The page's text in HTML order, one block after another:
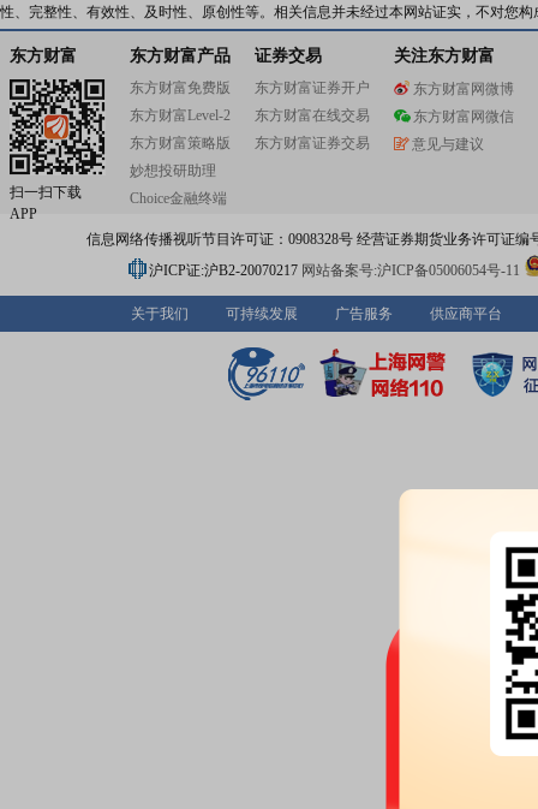
2026-06-30
公告： 2026年06月30日发布
等4条公告
2026-06-22
大宗交易：2026年06月22日共
2026-06-03
公告： 2026年06月03日发布《
《
股东大会：
于2026-05-20召开
2026年05月15日披
性、完整性、有效性、及时性、原创性等。相关信息并未经过本网站证实，不对您
东方财富
扫一扫下载
APP
东方财富产品
东方财富免费版
东方财富Level-2
东方财富策略版
妙想投研助理
Choice金融终端
证券交易
东方财富证券开户
东方财富在线交易
东方财富证券交易
关注东方财富
东方财富网微博
东方财富网微信
意见与建议
信息网络传播视听节目许可证：0908328号 经营证券期货业务许可证编
沪ICP证:沪B2-20070217 网站备案号:沪ICP备05006054号-11
关于我们 可持续发展 广告服务 供应商平台